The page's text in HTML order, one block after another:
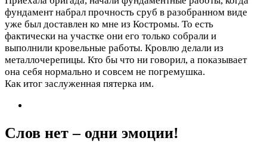
фундамент набрал прочность сруб в разобранном виде
уже был доставлен ко мне из Костромы. То есть
фактически на участке они его только собрали и
выполнили кровельные работы. Кровлю делали из
металлочерепицы. Кто бы что ни говорил, а показывает
она себя нормально и совсем не погремушка.
Как итог заслуженная пятерка им.
Слов нет – одни эмоции!